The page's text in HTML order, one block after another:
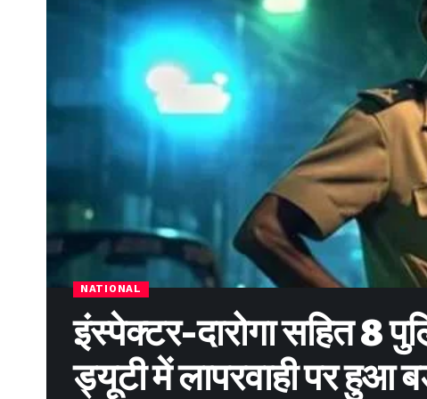
NATIONAL
इंस्पेक्टर-दारोगा सहित 8
ड्यूटी में लापरवाही पर हुआ